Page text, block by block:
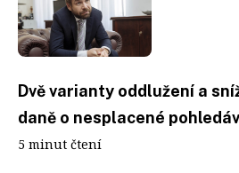
Dvě varianty oddlužení a
daně o nesplacené
5 minut čtení